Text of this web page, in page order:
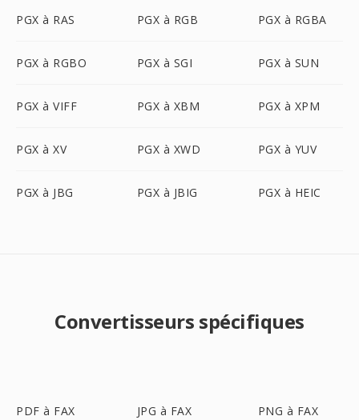
PGX à RAS PGX à RGB PGX à RGBA
PGX à RGBO PGX à SGI PGX à SUN
PGX à VIFF PGX à XBM PGX à XPM
PGX à XV PGX à XWD PGX à YUV
PGX à JBG PGX à JBIG PGX à HEIC
Convertisseurs spécifiques
PDF à FAX JPG à FAX PNG à FAX